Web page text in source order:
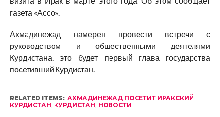
газета «Ассо».
Ахмадинежад намерен провести встречи с
руководством и общественными деятелями
Курдистана. это будет первый глава государства
посетивший Курдистан.
RELATED ITEMS: АХМАДИНЕЖАД ПОСЕТИТ ИРАКСКИЙ
КУРДИСТАН, КУРДИСТАН, НОВОСТИ